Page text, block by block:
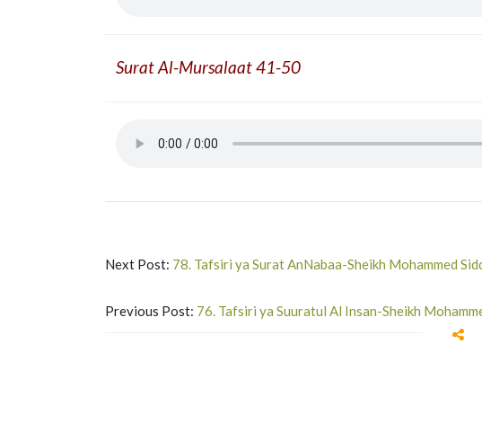
Surat Al-Mursalaat 41-50
Next Post: 78. Tafsiri ya Surat AnNabaa-Sheikh Mohammed
Previous Post: 76. Tafsiri ya Suuratul Al Insan-Sheikh